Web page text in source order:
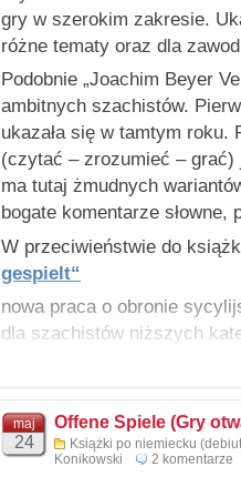
Jerzy Konikowski i Uwe
Eröffnungen Königsindische
lesen – verstehen – spielen
Joachim Beyer Verlag
276 stron
ISBN 978-3-95920-100-1
II wydanie 2024
ISBN 978-3-95920-216-9
Jerzy Konikowski i Uwe
Eröffnungen: Halboffene
gry w szerokim zakresie.
różne tematy oraz dla
Podobnie „Joachim Beyer
ambitnych szachistów.
ukazała się w tamtym roku.
(czytać – zrozumieć –
ma tutaj żmudnych
bogate komentarze słowne,
W przeciwieństwie do
gespielt“
nowa praca o obronie
dla szachistów niższych
szkoleniowych nie chowam
publikować w formie
Od kilku lat nie prowadzę
maj
24
Offene Spiele (Gry
Książki po niemiecku
Konikowski
2 komentarze